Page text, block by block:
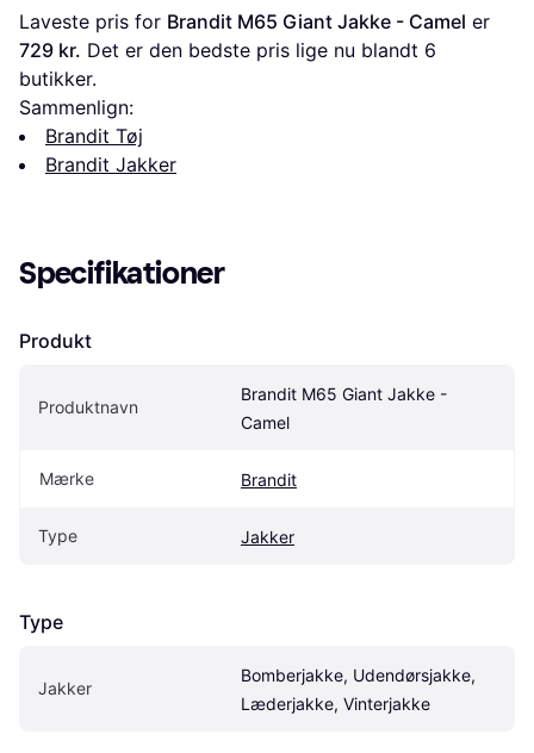
Laveste pris for Brandit M65 Giant Jakke - Camel
729 kr. Det er den bedste pris lige nu blandt 6
butikker.
Sammenlign:
Brandit Tøj
Brandit Jakker
Specifikationer
Produkt
Produktnavn
Brandit M65 Giant Jakke -
Camel
Mærke Brandit
Type Jakker
Type
Jakker
Bomberjakke, Udendørsjakke,
Læderjakke, Vinterjakke